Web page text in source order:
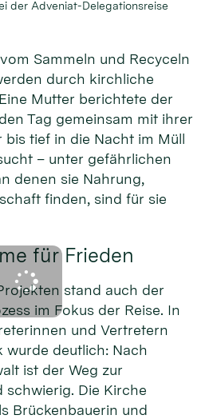
der Adveniat-Delegationsreise
Sammeln und Recyceln
durch kirchliche
Mutter berichtete der
Tag gemeinsam mit ihrer
tief in die Nacht im Müll
– unter gefährlichen
denen sie Nahrung,
finden, sind für sie
für Frieden
stand auch der
im Fokus der Reise. In
und Vertretern
wurde deutlich: Nach
ist der Weg zur
schwierig. Die Kirche
Brückenbauerin und